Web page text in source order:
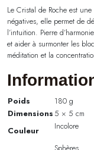
Le Cristal de Roche est
négatives, elle permet de
l’intuition. Pierre
et aider à surmonter les
méditation et la
Poids
180 g
Dimensions 5 × 5 cm
Couleur
Incolore